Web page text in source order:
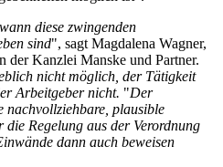
diese zwingenden
sind", sagt Magdalena Wagner,
der Kanzlei Manske und Partner.
nicht möglich, der Tätigkeit
Arbeitgeber nicht. "Der
nachvollziehbare, plausible
Regelung aus der Verordnung
dann auch beweisen